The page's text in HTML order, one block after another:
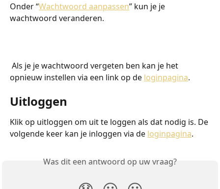
Onder “Wachtwoord aanpassen” kun je je
wachtwoord veranderen.
opnieuw instellen via een link op de loginpagina.
Uitloggen
Klik op uitloggen om uit te loggen als dat nodig is. De
volgende keer kan je inloggen via de loginpagina.
Was dit een antwoord op uw vraag?